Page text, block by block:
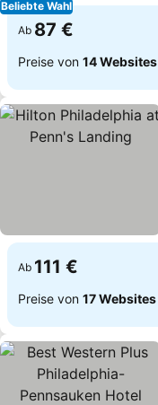
Beliebte Wahl
Ab 87 €
Preise von 14 Websites
Ab 111 €
Preise von 17 Websites